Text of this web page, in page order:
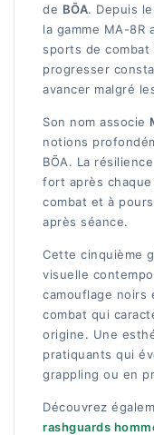
de BŌA. Depuis
la gamme MA-8R
sports de combat
progresser
avancer malgré
Son nom associe
notions
BŌA. La
fort après
combat et à
après séance.
Cette cinquième
visuelle
camouflage noirs
combat qui
origine. Une
pratiquants qui
grappling ou en
Découvrez
rashguards